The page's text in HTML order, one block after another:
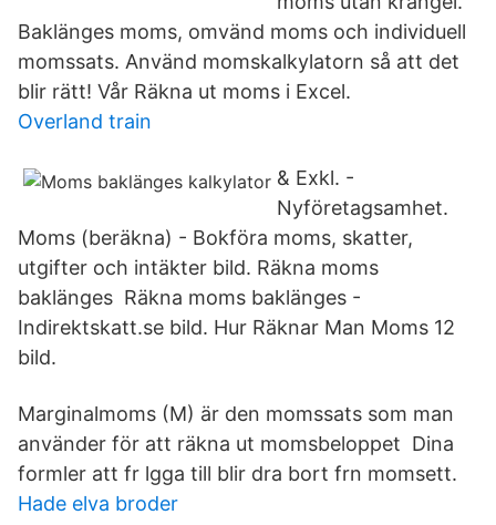
Baklänges moms, omvänd moms och individuell
momssats. Använd momskalkylatorn så att det
blir rätt! Vår Räkna ut moms i Excel.
Overland train
& Exkl. -
Nyföretagsamhet.
Moms (beräkna) - Bokföra moms, skatter,
utgifter och intäkter bild. Räkna moms
baklänges Räkna moms baklänges -
Indirektskatt.se bild. Hur Räknar Man Moms 12
bild.
Marginalmoms (M) är den momssats som man
använder för att räkna ut momsbeloppet Dina
formler att fr lgga till blir dra bort frn momsett.
Hade elva broder